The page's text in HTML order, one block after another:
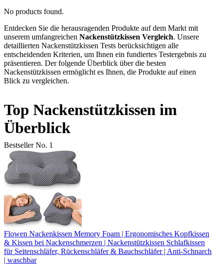
No products found.
Entdecken Sie die herausragenden Produkte auf dem Markt mit
unserem umfangreichen Nackenstützkissen Vergleich. Unsere
detaillierten Nackenstützkissen Tests berücksichtigen alle
entscheidenden Kriterien, um Ihnen ein fundiertes Testergebnis zu
präsentieren. Der folgende Überblick über die besten
Nackenstützkissen ermöglicht es Ihnen, die Produkte auf einen
Blick zu vergleichen.
Top Nackenstützkissen im
Überblick
Bestseller No. 1
Flowen Nackenkissen Memory Foam | Ergonomisches Kopfkissen
& Kissen bei Nackenschmerzen | Nackenstützkissen Schlafkissen
für Seitenschläfer, Rückenschläfer & Bauchschläfer | Anti-Schnarch
| waschbar